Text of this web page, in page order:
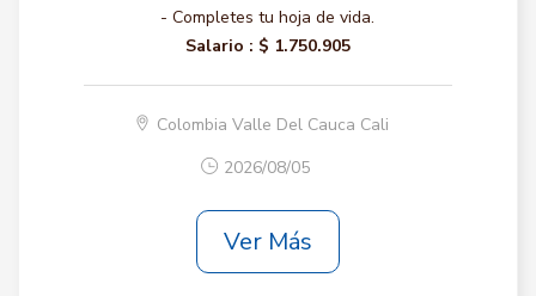
- Completes tu hoja de vida.
Salario : $ 1.750.905
Colombia Valle Del Cauca Cali
2026/08/05
Ver Más